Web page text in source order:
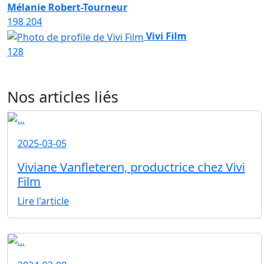
Mélanie Robert-Tourneur
198204
Vivi Film
128
Nos articles liés
2025-03-05
Viviane Vanfleteren, productrice chez Vivi
Film
Lire l'article